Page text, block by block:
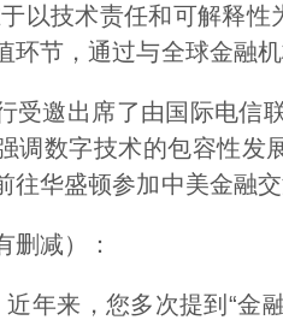
以技术责任和可解释
环节，通过与全球金融
邀出席了由国际电信联
调数字技术的包容性发
往华盛顿参加中美金融交
减）：
来，您多次提到“金融